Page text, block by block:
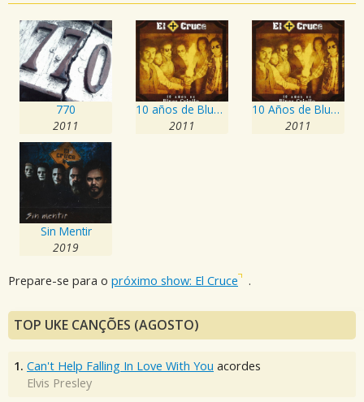
770
2011
10 años de Blues Criollo
2011
10 Años de Blues Criollo
2011
Sin Mentir
2019
Prepare-se para o próximo show: El Cruce .
TOP UKE CANÇÕES (AGOSTO)
1. Can't Help Falling In Love With You acordes
Elvis Presley